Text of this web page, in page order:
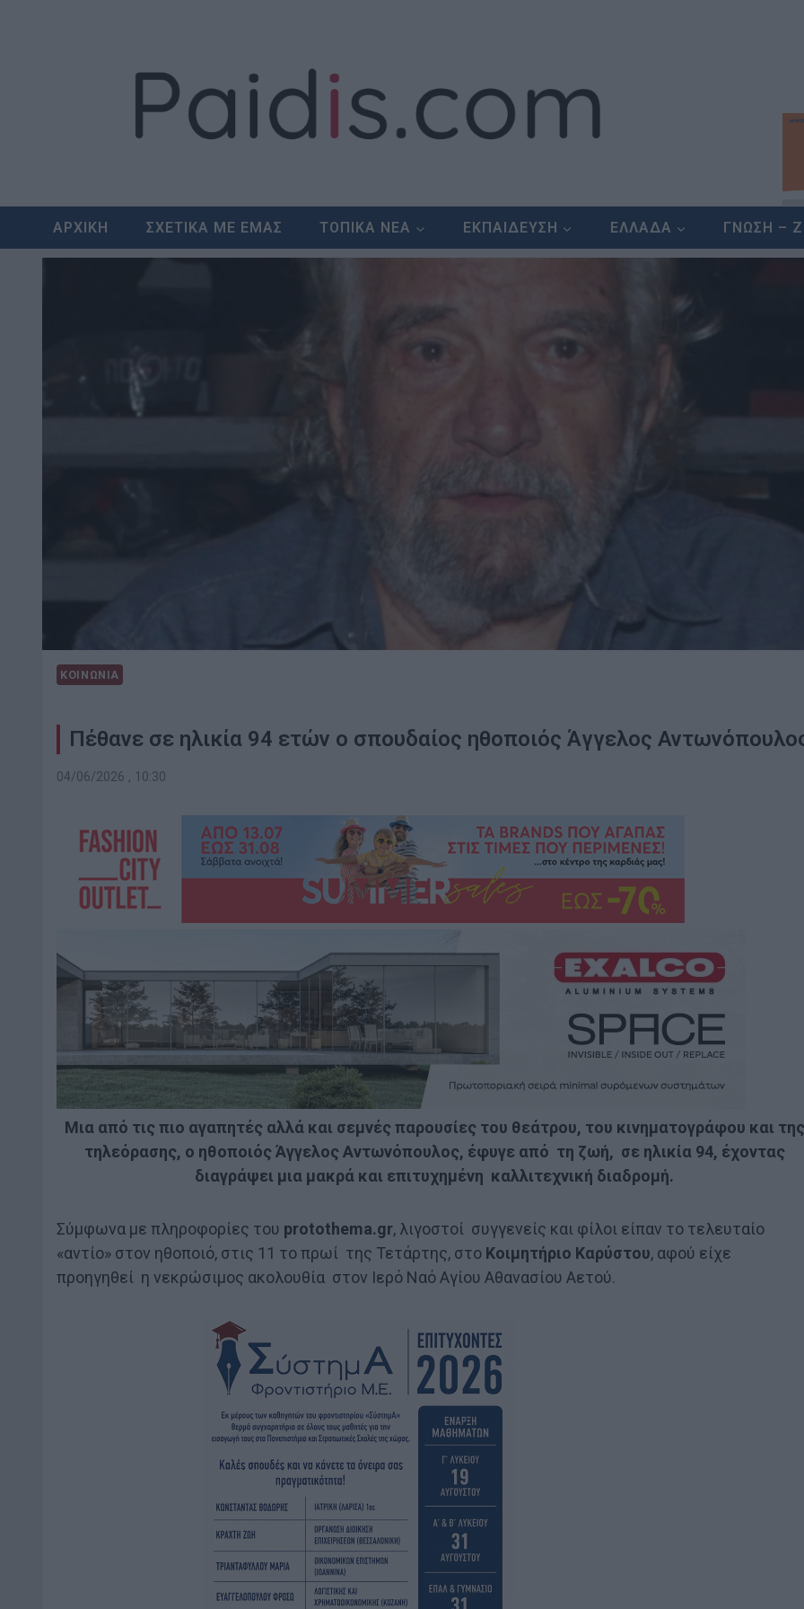
ΑΡΧΙΚΗ ΣΧΕΤΙΚΑ ΜΕ ΕΜΑΣ ΤΟΠΙΚΑ ΝΕΑ ΕΚΠΑΙΔΕΥΣΗ ΕΛΛΑΔΑ ΓΝΩΣΗ –
ΚΟΙΝΩΝΙΑ
Πέθανε σε ηλικία 94 ετών ο σπουδαίος ηθοποιός Άγγελος
04/06/2026 , 10:30
Μια από τις πιο αγαπητές αλλά και σεμνές παρουσίες του θεάτρου, του κινηματογράφου και της
τηλεόρασης, ο ηθοποιός Άγγελος Αντωνόπουλος, έφυγε από τη ζωή, σε ηλικία 94, έχοντας
διαγράψει μια μακρά και επιτυχημένη καλλιτεχνική διαδρομή.
Σύμφωνα με πληροφορίες του protothema.gr, λιγοστοί συγγενείς και φίλοι είπαν το τελευταίο
«αντίο» στον ηθοποιό, στις 11 το πρωί της Τετάρτης, στο Κοιμητήριο Καρύστου, αφού είχε
προηγηθεί η νεκρώσιμος ακολουθία στον Ιερό Ναό Αγίου Αθανασίου Αετού.